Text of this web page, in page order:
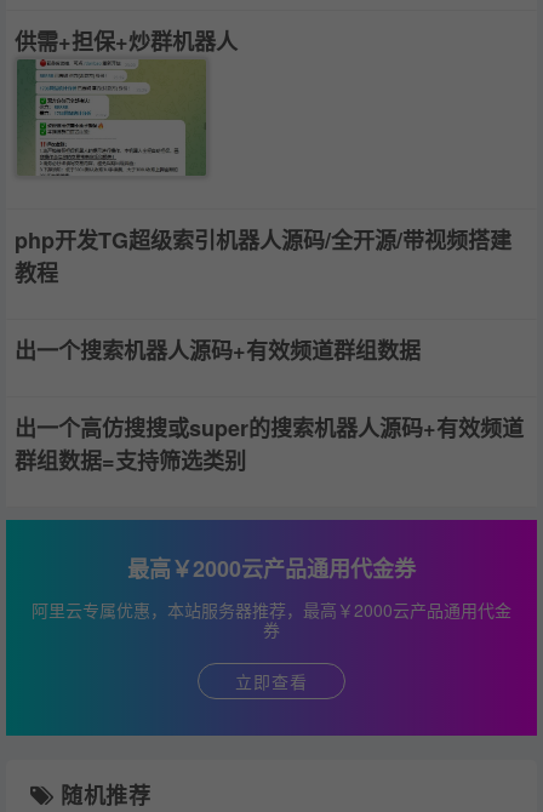
供需+担保+炒群机器人
php开发TG超级索引机器人源码/全开源/带视频搭建
教程
出一个搜索机器人源码+有效频道群组数据
出一个高仿搜搜或super的搜索机器人源码+有效频道
群组数据=支持筛选类别
最高￥2000云产品通用代金券
阿里云专属优惠，本站服务器推荐，最高￥2000云产品通用代金
券
立即查看
随机推荐